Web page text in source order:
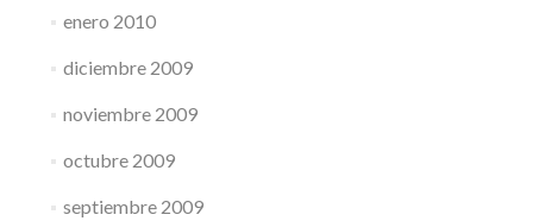
enero 2010
diciembre 2009
noviembre 2009
octubre 2009
septiembre 2009